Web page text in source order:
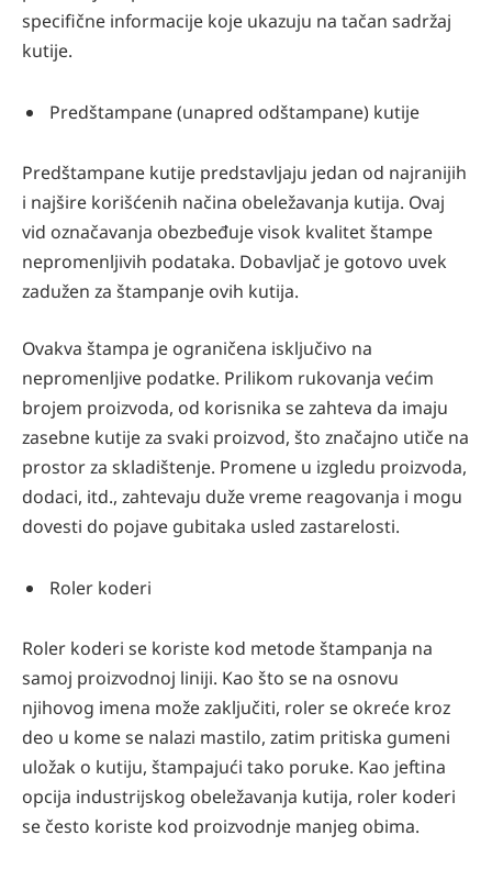
specifične informacije koje ukazuju na tačan sadržaj
kutije.
Predštampane (unapred odštampane) kutije
Predštampane kutije predstavljaju jedan od najranijih
i najšire korišćenih načina obeležavanja kutija. Ovaj
vid označavanja obezbeđuje visok kvalitet štampe
nepromenljivih podataka. Dobavljač je gotovo uvek
zadužen za štampanje ovih kutija.
Ovakva štampa je ograničena isključivo na
nepromenljive podatke. Prilikom rukovanja većim
brojem proizvoda, od korisnika se zahteva da imaju
zasebne kutije za svaki proizvod, što značajno utiče na
prostor za skladištenje. Promene u izgledu proizvoda,
dodaci, itd., zahtevaju duže vreme reagovanja i mogu
dovesti do pojave gubitaka usled zastarelosti.
Roler koderi
Roler koderi se koriste kod metode štampanja na
samoj proizvodnoj liniji. Kao što se na osnovu
njihovog imena može zaključiti, roler se okreće kroz
deo u kome se nalazi mastilo, zatim pritiska gumeni
uložak o kutiju, štampajući tako poruke. Kao jeftina
opcija industrijskog obeležavanja kutija, roler koderi
se često koriste kod proizvodnje manjeg obima.